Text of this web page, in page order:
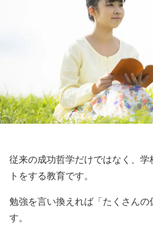
従来の成功哲学だけではなく、学
トをする教育です。
勉強を言い換えれば「たくさんの
す。